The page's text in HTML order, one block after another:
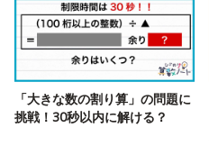
「大きな数の割り算」の問題に
挑戦！30秒以内に解ける？